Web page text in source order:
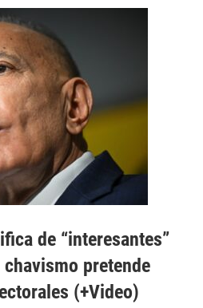
de “interesantes”
pretende
(+Video)